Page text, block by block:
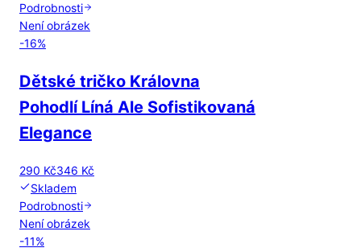
Podrobnosti
Není obrázek
-16%
Dětské tričko Královna
Pohodlí Líná Ale Sofistikovaná
Elegance
290 Kč346 Kč
Skladem
Podrobnosti
Není obrázek
-11%